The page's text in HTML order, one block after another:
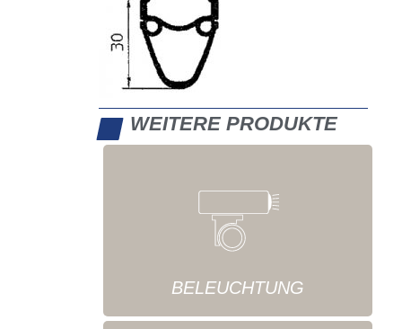
WEITERE PRODUKTE
BELEUCHTUNG